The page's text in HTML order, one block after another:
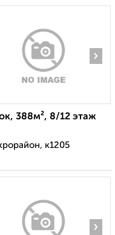
›
388м², 8/12 этаж
к1205
›